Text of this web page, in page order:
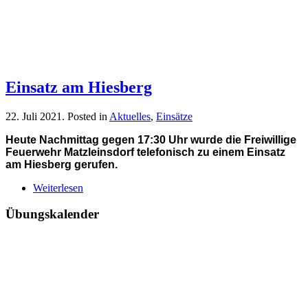
Einsatz am Hiesberg
22. Juli 2021 . Posted in Aktuelles, Einsätze
Heute Nachmittag gegen 17:30 Uhr wurde die Freiwillige
Feuerwehr Matzleinsdorf telefonisch zu einem Einsatz
am Hiesberg gerufen.
Weiterlesen
Übungskalender